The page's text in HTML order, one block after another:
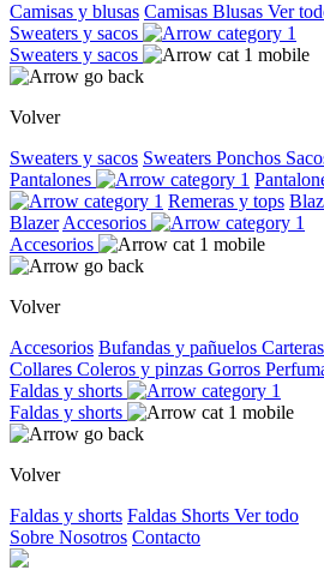
Camisas y blusas Camisas Blusas Ver
Sweaters y sacos
Sweaters y sacos
Volver
Sweaters y sacos Sweaters Ponchos
Pantalones
Remeras y tops
Blazer Accesorios
Accesorios
Volver
Accesorios Bufandas y pañuelos
Collares Coleros y pinzas Gorros
Faldas y shorts
Faldas y shorts
Volver
Faldas y shorts Faldas Shorts Ver todo
Sobre Nosotros Contacto